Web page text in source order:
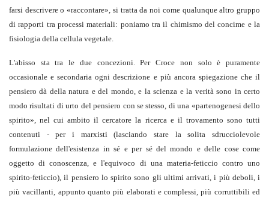
farsi descrivere o «raccontare», si tratta da noi come qualunque altro gruppo
di rapporti tra processi materiali: poniamo tra il chimismo del concime e la
fisiologia della cellula vegetale.
L'abisso sta tra le due concezioni. Per Croce non solo è puramente
occasionale e secondaria ogni descrizione e più ancora spiegazione che il
pensiero dà della natura e del mondo, e la scienza e la verità sono in certo
modo risultati di urto del pensiero con se stesso, di una «partenogenesi dello
spirito», nel cui ambito il cercatore la ricerca e il trovamento sono tutti
contenuti - per i marxisti (lasciando stare la solita sdrucciolevole
formulazione dell'esistenza in sé e per sé del mondo e delle cose come
oggetto di conoscenza, e l'equivoco di una materia-feticcio contro uno
spirito-feticcio), il pensiero lo spirito sono gli ultimi arrivati, i più deboli, i
più vacillanti, appunto quanto più elaborati e complessi, più corruttibili ed